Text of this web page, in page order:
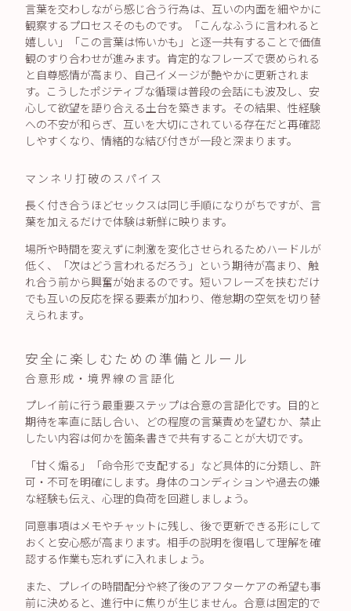
言葉を交わしながら感じ合う行為は、互いの内面を細やかに
観察するプロセスそのものです。「こんなふうに言われると
嬉しい」「この言葉は怖いかも」と逐一共有することで価値
観のすり合わせが進みます。肯定的なフレーズで褒められる
と自尊感情が高まり、自己イメージが艶やかに更新されま
す。こうしたポジティブな循環は普段の会話にも波及し、安
心して欲望を語り合える土台を築きます。その結果、性経験
への不安が和らぎ、互いを大切にされている存在だと再確認
しやすくなり、情緒的な結び付きが一段と深まります。
マンネリ打破のスパイス
長く付き合うほどセックスは同じ手順になりがちですが、言
葉を加えるだけで体験は新鮮に映ります。
場所や時間を変えずに刺激を変化させられるためハードルが
低く、「次はどう言われるだろう」という期待が高まり、触
れ合う前から興奮が始まるのです。短いフレーズを挟むだけ
でも互いの反応を探る要素が加わり、倦怠期の空気を切り替
えられます。
安全に楽しむための準備とルール
合意形成・境界線の言語化
プレイ前に行う最重要ステップは合意の言語化です。目的と
期待を率直に話し合い、どの程度の言葉責めを望むか、禁止
したい内容は何かを箇条書きで共有することが大切です。
「甘く煽る」「命令形で支配する」など具体的に分類し、許
可・不可を明確にします。身体のコンディションや過去の嫌
な経験も伝え、心理的負荷を回避しましょう。
同意事項はメモやチャットに残し、後で更新できる形にして
おくと安心感が高まります。相手の説明を復唱して理解を確
認する作業も忘れずに入れましょう。
また、プレイの時間配分や終了後のアフターケアの希望も事
前に決めると、進行中に焦りが生じません。合意は固定的で